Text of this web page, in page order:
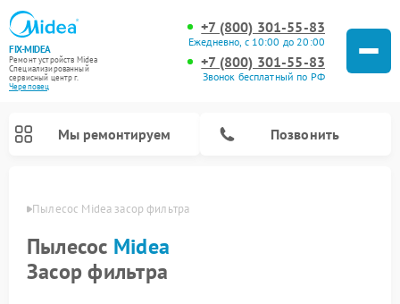
FIX-MIDEA
Ремонт устройств Midea
Специализированный
cервисный центр г.
Череповец
+7 (800) 301-55-83
Ежедневно, с 10:00 до 20:00
+7 (800) 301-55-83
Звонок бесплатный по РФ
Мы ремонтируем Позвонить
Пылесос Midea засор фильтра
Пылесос Midea
Засор фильтра